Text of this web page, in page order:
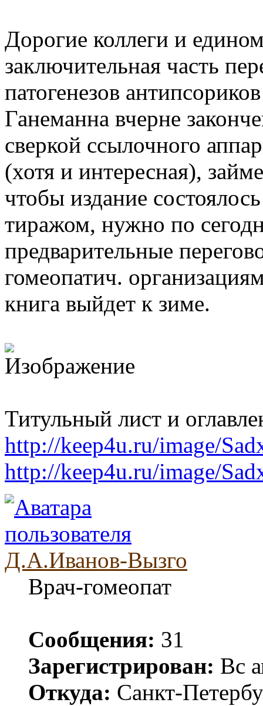
Дорогие коллеги и
заключительная часть
патогенезов
Ганеманна вчерне
сверкой ссылочного
(хотя и интересная),
чтобы издание
тиражом, нужно по
предварительные
гомеопатич.
книга выйдет к зиме.
Титульный лист и
http://keep4u.ru/image/
http://keep4u.ru/image/
Д.А.Иванов-Вызго
Врач-гомеопат
Сообщения: 31
Зарегистрирован: Вс
Откуда: Санкт-